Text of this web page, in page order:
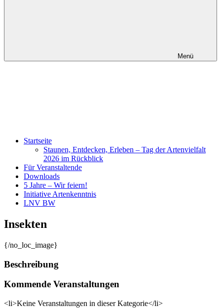
Menü
Startseite
Staunen, Entdecken, Erleben – Tag der Artenvielfalt
2026 im Rückblick
Für Veranstaltende
Downloads
5 Jahre – Wir feiern!
Initiative Artenkenntnis
LNV BW
Insekten
{/no_loc_image}
Beschreibung
Kommende Veranstaltungen
<li>Keine Veranstaltungen in dieser Kategorie</li>